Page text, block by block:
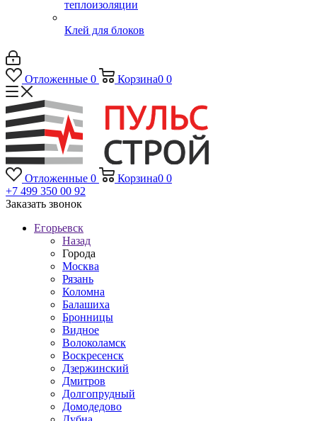
теплоизоляции
Клей для блоков
Отложенные 0 Корзина0 0
Отложенные 0 Корзина0 0
+7 499 350 00 92
Заказать звонок
Егорьевск
Назад
Города
Москва
Рязань
Коломна
Балашиха
Бронницы
Видное
Волоколамск
Воскресенск
Дзержинский
Дмитров
Долгопрудный
Домодедово